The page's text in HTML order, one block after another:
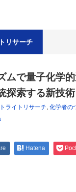
リサーチ
ムで量子化学
探索する新技術
ライトリサーチ, 化学者の
Hatena